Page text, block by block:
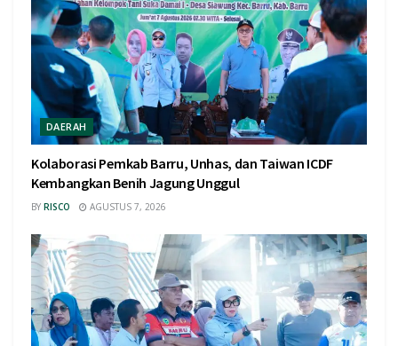
DAERAH
Kolaborasi Pemkab Barru, Unhas, dan Taiwan ICDF
Kembangkan Benih Jagung Unggul
BY RISCO AGUSTUS 7, 2026